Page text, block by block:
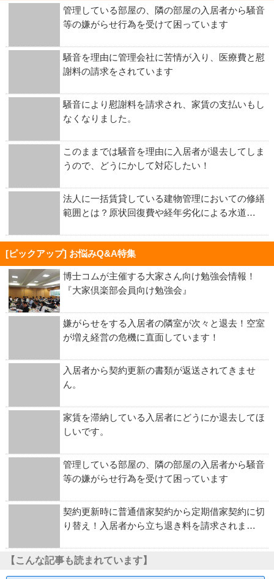
管理している部屋の、隣の部屋の入居者から騒音
等の嫌がらせ行為を受けて困っています
騒音を理由に管理会社に苦情が入り、医療費と慰
謝料の請求をされています
騒音により慰謝料を請求され、家賃の支払いもし
なくなりました。
このままでは騒音を理由に入居者が退去してしま
うので、どうにかして対応したい！
法人に一括賃貸している建物管理においての修繕
範囲とは？原状回復費や経年劣化による水道…
[ピックアップ] お悩みQ&A特集
博士コムが主催する大家さん向け勉強会情報！
『大家倶楽部会員向け勉強会』
嫌がらせをする入居者の隣室が次々と退去！空室
が増え経営の危機に直面しています！
入居者から契約更新の書類が返送されてきませ
ん。
家賃を滞納している入居者にどうにか退去してほ
しいです。
管理している部屋の、隣の部屋の入居者から騒音
等の嫌がらせ行為を受けて困っています
契約更新時に普通借家契約から定期借家契約に切
り替え！入居者から立ち退き料を請求されま…
【こんな記事も読まれています】